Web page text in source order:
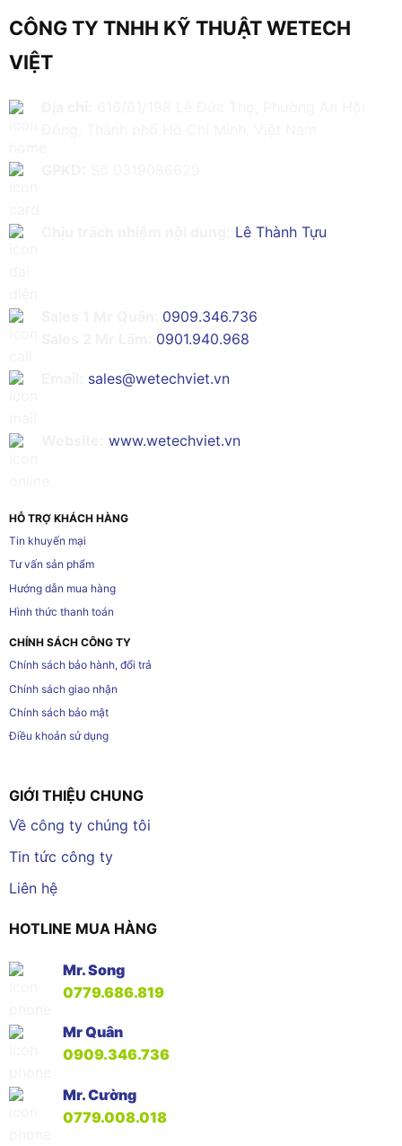
CÔNG TY TNHH KỸ THUẬT WETECH
VIỆT
Lê Thành Tựu
0909.346.736
0901.940.968
sales@wetechviet.vn
www.wetechviet.vn
HỖ TRỢ KHÁCH HÀNG
Tin khuyến mại
Tư vấn sản phẩm
Hướng dẫn mua hàng
Hình thức thanh toán
CHÍNH SÁCH CÔNG TY
Chính sách bảo hành, đổi trả
Chính sách giao nhận
Chính sách bảo mật
Điều khoản sử dụng
GIỚI THIỆU CHUNG
Về công ty chúng tôi
Tin tức công ty
Liên hệ
HOTLINE MUA HÀNG
Mr. Song
0779.686.819
Mr Quân
0909.346.736
Mr. Cường
0779.008.018